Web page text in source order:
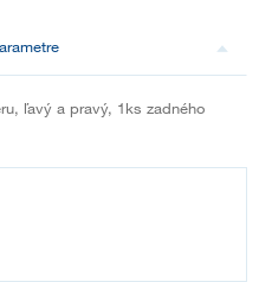
ľavý a pravý, 1ks zadného